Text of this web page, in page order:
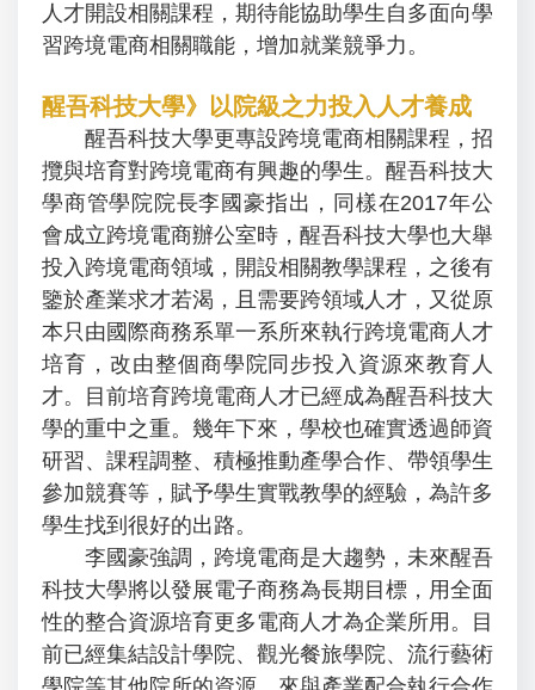
人才開設相關課程，期待能協助學生自多面向學
習跨境電商相關職能，增加就業競爭力。
醒吾科技大學》以院級之力投入人才養成
醒吾科技大學更專設跨境電商相關課程，招
攬與培育對跨境電商有興趣的學生。醒吾科技大
學商管學院院長李國豪指出，同樣在2017年公
會成立跨境電商辦公室時，醒吾科技大學也大舉
投入跨境電商領域，開設相關教學課程，之後有
鑒於產業求才若渴，且需要跨領域人才，又從原
本只由國際商務系單一系所來執行跨境電商人才
培育，改由整個商學院同步投入資源來教育人
才。目前培育跨境電商人才已經成為醒吾科技大
學的重中之重。幾年下來，學校也確實透過師資
研習、課程調整、積極推動產學合作、帶領學生
參加競賽等，賦予學生實戰教學的經驗，為許多
學生找到很好的出路。
李國豪強調，跨境電商是大趨勢，未來醒吾
科技大學將以發展電子商務為長期目標，用全面
性的整合資源培育更多電商人才為企業所用。目
前已經集結設計學院、觀光餐旅學院、流行藝術